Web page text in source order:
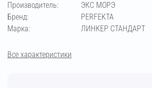
светло-коричневый светло-серый
серебристо-серый
Производитель:
ЭКС МОРЭ
Бренд:
PERFEKTA
Марка:
ЛИНКЕР СТАНДАРТ
Все характеристики